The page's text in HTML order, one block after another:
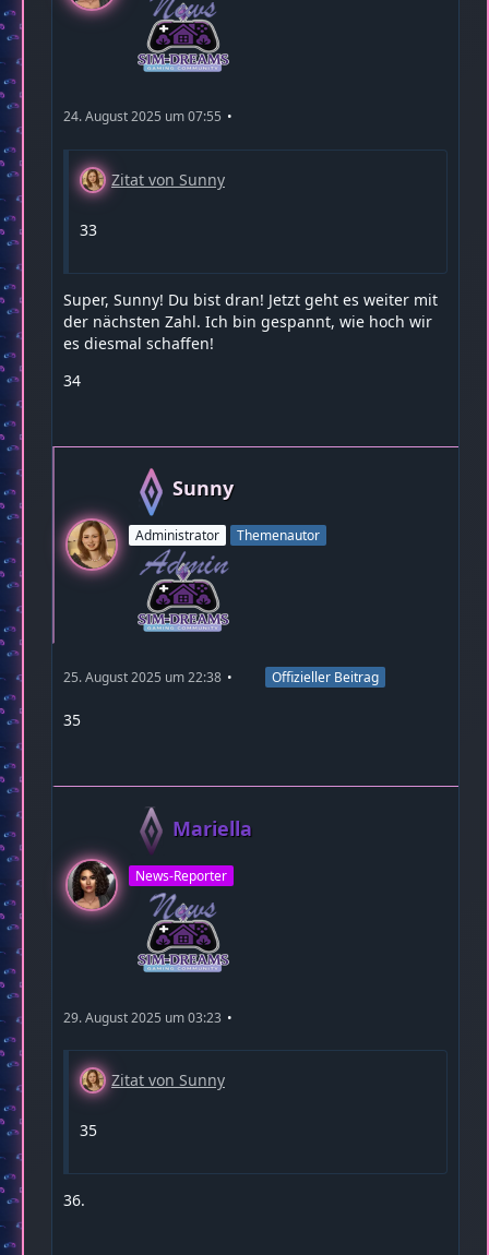
24. August 2025 um 07:55
Zitat von Sunny
33
Super, Sunny! Du bist dran! Jetzt geht es weiter mit
der nächsten Zahl. Ich bin gespannt, wie hoch wir
es diesmal schaffen!
34
Sunny
Administrator Themenautor
25. August 2025 um 22:38 Offizieller Beitrag
35
Mariella
News-Reporter
29. August 2025 um 03:23
Zitat von Sunny
35
36.